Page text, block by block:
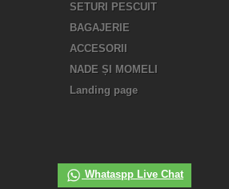
SETURI PESCUIT
BAGAJERIE
ACCESORII
NADE ȘI MOMELI
Landing page
Whataspp Live Chat